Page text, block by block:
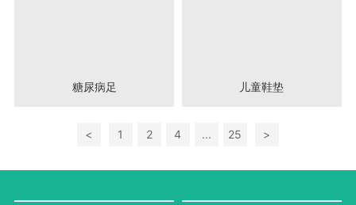
糖尿病足 儿童鞋垫
< 1 2 4 ... 25 >